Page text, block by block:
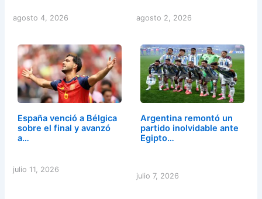
agosto 4, 2026 agosto 2, 2026
España venció a Bélgica
sobre el final y avanzó
a…
julio 11, 2026
Argentina remontó un
partido inolvidable ante
Egipto…
julio 7, 2026